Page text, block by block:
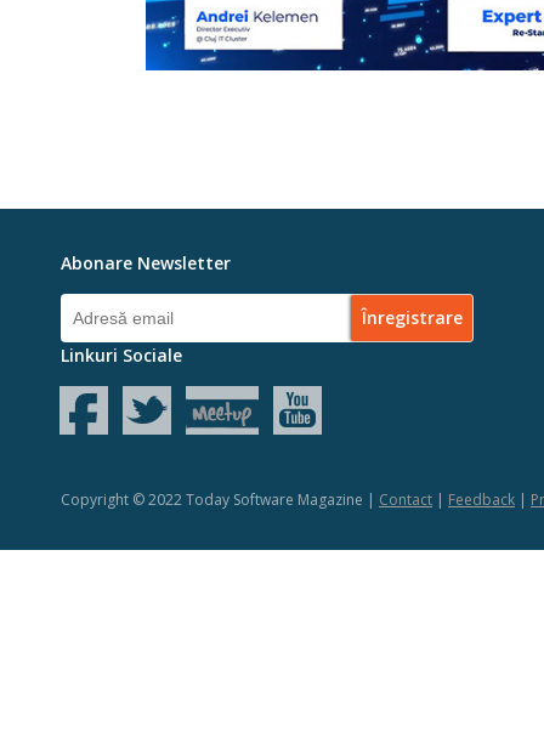
Abonare Newsletter
Linkuri Sociale
Copyright © 2022 Today Software Magazine | Contact | Feedback |